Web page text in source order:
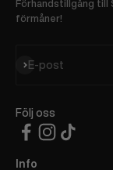
Förhandstillgång till
förmåner!
E-post
Prenumerera
Följ oss
Info